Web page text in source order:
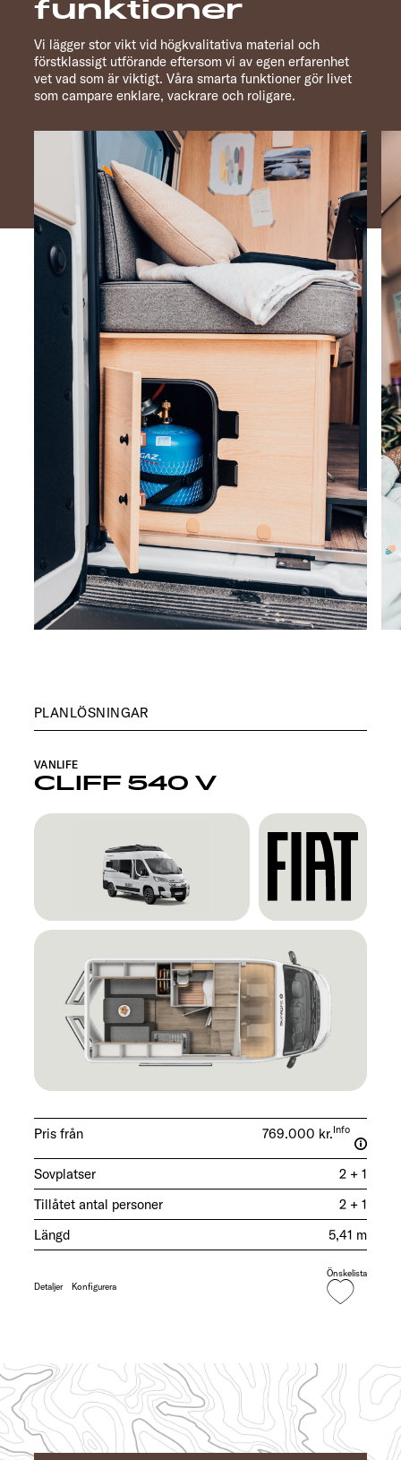
funktioner
Vi lägger stor vikt vid högkvalitativa material och
förstklassigt utförande eftersom vi av egen erfarenhet
vet vad som är viktigt. Våra smarta funktioner gör livet
som campare enklare, vackrare och roligare.
PLANLÖSNINGAR
CLIFF 540 V
VANLIFE
Pris från 769.000 kr.Info
Sovplatser
2 + 1
Tillåtet antal personer
2 + 1
Längd
5,41 m
Detaljer Konfigurera
Önskelista